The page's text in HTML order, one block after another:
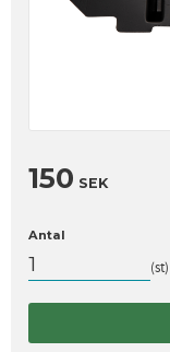
150 SEK
Antal
st